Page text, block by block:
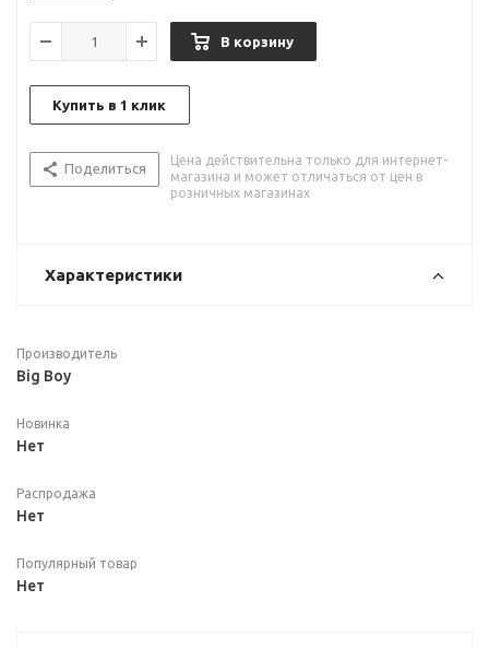
В корзину
Купить в 1 клик
Поделиться
Цена действительна только для интернет-
магазина и может отличаться от цен в
розничных магазинах
Характеристики
Производитель
Big Boy
Новинка
Нет
Распродажа
Нет
Популярный товар
Нет